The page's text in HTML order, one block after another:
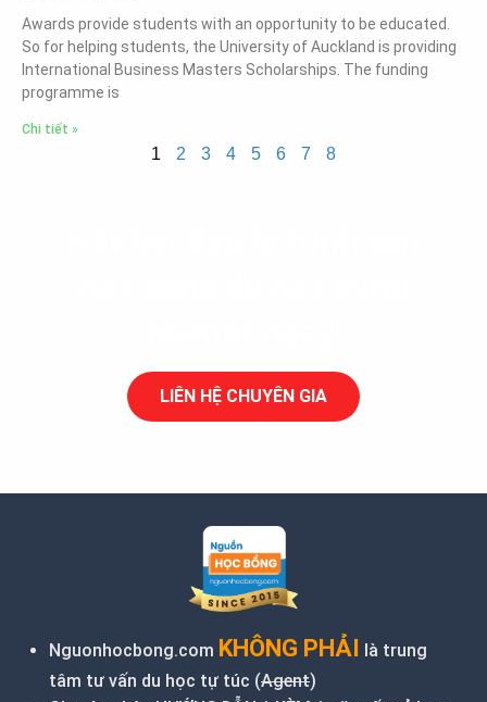
Awards provide students with an opportunity to be educated.
So for helping students, the University of Auckland is providing
International Business Masters Scholarships. The funding
programme is
Chi tiết »
1 2 3 4 5 6 7 8
LIÊN HỆ CHUYÊN GIA
Nguonhocbong.com KHÔNG PHẢI là trung
tâm tư vấn du học tự túc (Agent)